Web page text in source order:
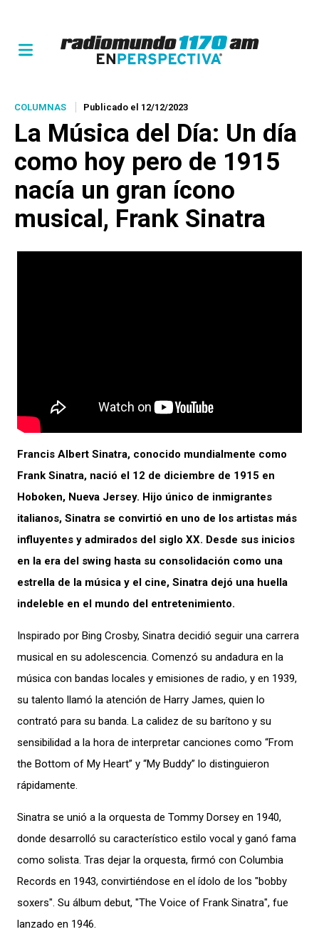
COLUMNAS Publicado el 12/12/2023
La Música del Día: Un día
como hoy pero de 1915
nacía un gran ícono
musical, Frank Sinatra
Francis Albert Sinatra, conocido mundialmente como
Frank Sinatra, nació el 12 de diciembre de 1915 en
Hoboken, Nueva Jersey. Hijo único de inmigrantes
italianos, Sinatra se convirtió en uno de los artistas más
influyentes y admirados del siglo XX. Desde sus inicios
en la era del swing hasta su consolidación como una
estrella de la música y el cine, Sinatra dejó una huella
indeleble en el mundo del entretenimiento.
Inspirado por Bing Crosby, Sinatra decidió seguir una carrera
musical en su adolescencia. Comenzó su andadura en la
música con bandas locales y emisiones de radio, y en 1939,
su talento llamó la atención de Harry James, quien lo
contrató para su banda. La calidez de su barítono y su
sensibilidad a la hora de interpretar canciones como “From
the Bottom of My Heart” y “My Buddy” lo distinguieron
rápidamente.
Sinatra se unió a la orquesta de Tommy Dorsey en 1940,
donde desarrolló su característico estilo vocal y ganó fama
como solista. Tras dejar la orquesta, firmó con Columbia
Records en 1943, convirtiéndose en el ídolo de los "bobby
soxers". Su álbum debut, "The Voice of Frank Sinatra", fue
lanzado en 1946.